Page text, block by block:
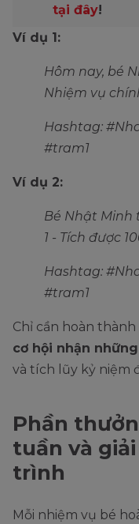
tại đây!
Ví dụ 1:
Hôm nay, bé
Nhiệm vụ
Hashtag:
#tram1
Ví dụ 2:
Bé Nhật Minh
1 - Tích được
Hashtag:
#tram1
Chỉ cần hoàn
cơ hội nhận
và tích lũy kỷ niệm
Phần
tuần và
trình
Mỗi nhiệm vụ bé